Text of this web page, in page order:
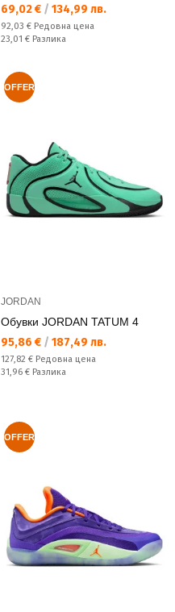
Текуща цена:
69,02 € / 134,99 лв.
Редовна цена:
92,03 € Редовна цена
Спестявате:
23,01 € Разлика
OFFER
JORDAN
Обувки JORDAN TATUM 4
Текуща цена:
95,86 € / 187,49 лв.
Редовна цена:
127,82 € Редовна цена
Спестявате:
31,96 € Разлика
OFFER